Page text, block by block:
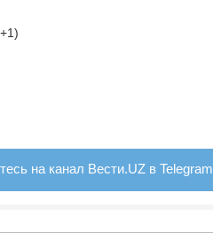
на канал Вести.UZ в Telegram